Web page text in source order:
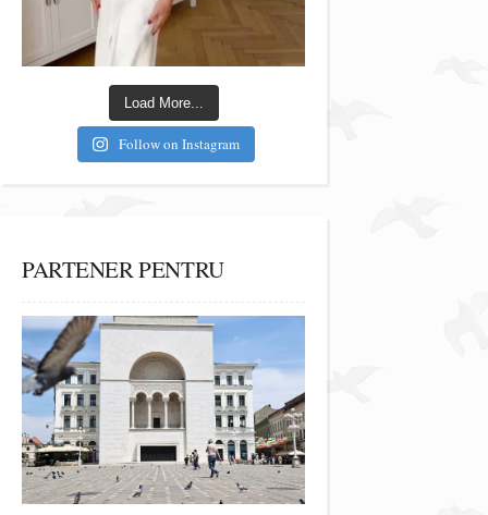
Load More...
Follow on Instagram
PARTENER PENTRU